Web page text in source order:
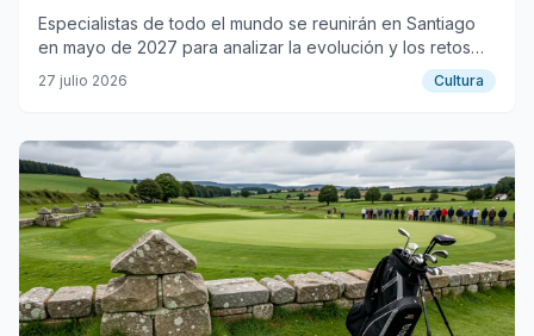
peregrinaciones
Especialistas de todo el mundo se reunirán en Santiago
en mayo de 2027 para analizar la evolución y los retos
del fenómeno jacobeo.
27 julio 2026 Cultura